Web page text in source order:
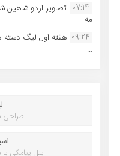
07:14 تصاویر اردو
مه...
09:24 هفته اول لیگ دسته
...
طراحی
پنل پیامکی با ۹۵٪ تخفیف خرید پنل